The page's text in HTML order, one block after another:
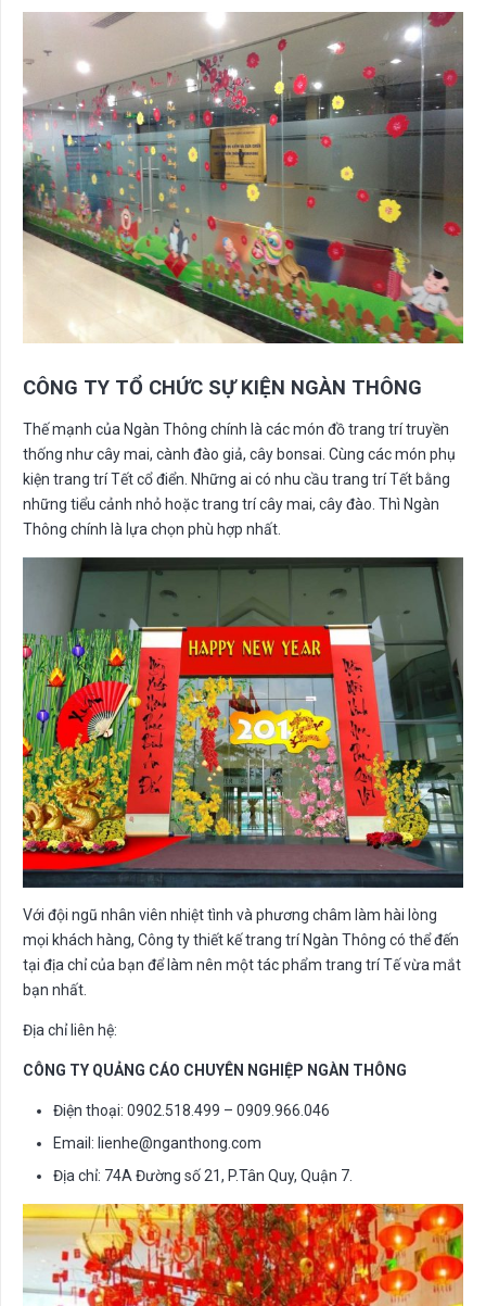
CÔNG TY TỔ CHỨC SỰ KIỆN NGÀN THÔNG
Thế mạnh của Ngàn Thông chính là các món đồ trang trí truyền
thống như cây mai, cành đào giả, cây bonsai. Cùng các món phụ
kiện trang trí Tết cổ điển. Những ai có nhu cầu trang trí Tết bằng
những tiểu cảnh nhỏ hoặc trang trí cây mai, cây đào. Thì Ngàn
Thông chính là lựa chọn phù hợp nhất.
Với đội ngũ nhân viên nhiệt tình và phương châm làm hài lòng
mọi khách hàng, Công ty thiết kế trang trí Ngàn Thông có thể đến
tại địa chỉ của bạn để làm nên một tác phẩm trang trí Tế vừa mắt
bạn nhất.
Địa chỉ liên hệ:
CÔNG TY QUẢNG CÁO CHUYÊN NGHIỆP NGÀN THÔNG
Điện thoại: 0902.518.499 – 0909.966.046
Email: lienhe@nganthong.com
Địa chỉ: 74A Đường số 21, P.Tân Quy, Quận 7.